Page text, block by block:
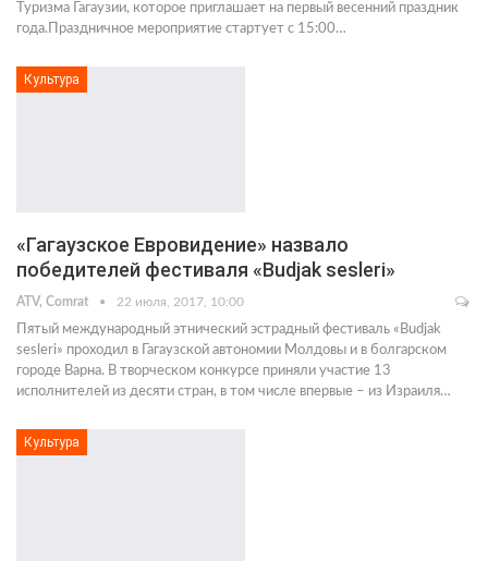
Туризма Гагаузии, которое приглашает на первый весенний праздник
года.Праздничное мероприятие стартует с 15:00…
Культура
«Гагаузское Евровидение» назвало
победителей фестиваля «Budjak sesleri»
ATV, Comrat 22 июля, 2017, 10:00
Пятый международный этнический эстрадный фестиваль «Budjak
sesleri» проходил в Гагаузской автономии Молдовы и в болгарском
городе Варна. В творческом конкурсе приняли участие 13
исполнителей из десяти стран, в том числе впервые – из Израиля…
Культура